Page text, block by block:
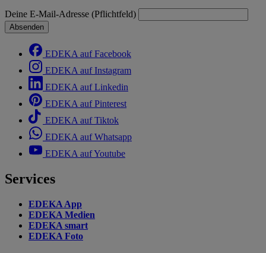
Deine E-Mail-Adresse (Pflichtfeld)
Absenden
EDEKA auf Facebook
EDEKA auf Instagram
EDEKA auf Linkedin
EDEKA auf Pinterest
EDEKA auf Tiktok
EDEKA auf Whatsapp
EDEKA auf Youtube
Services
EDEKA App
EDEKA Medien
EDEKA smart
EDEKA Foto